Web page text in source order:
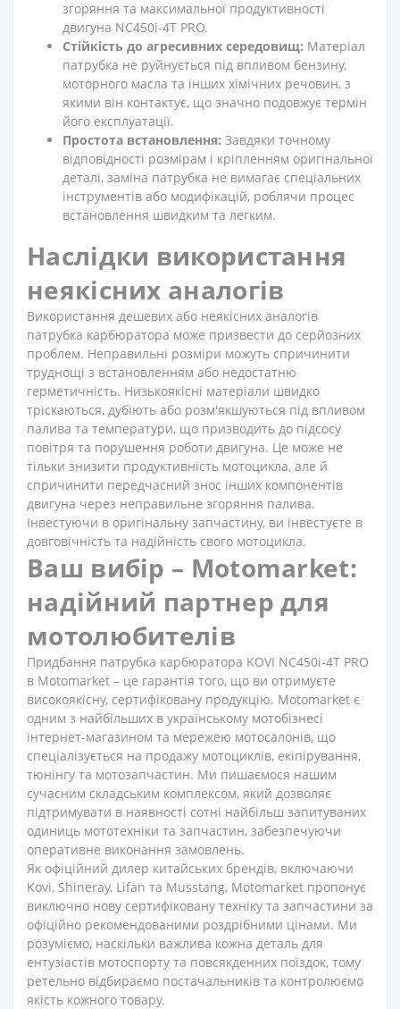
згоряння та максимальної продуктивності
двигуна NC450i-4Т PRO.
Стійкість до агресивних середовищ: Матеріал
патрубка не руйнується під впливом бензину,
моторного масла та інших хімічних речовин, з
якими він контактує, що значно подовжує термін
його експлуатації.
Простота встановлення: Завдяки точному
відповідності розмірам і кріпленням оригінальної
деталі, заміна патрубка не вимагає спеціальних
інструментів або модифікацій, роблячи процес
встановлення швидким та легким.
Наслідки використання
неякісних аналогів
Використання дешевих або неякісних аналогів
патрубка карбюратора може призвести до серйозних
проблем. Неправильні розміри можуть спричинити
труднощі з встановленням або недостатню
герметичність. Низькоякісні матеріали швидко
тріскаються, дубіють або розм'якшуються під впливом
палива та температури, що призводить до підсосу
повітря та порушення роботи двигуна. Це може не
тільки знизити продуктивність мотоцикла, але й
спричинити передчасний знос інших компонентів
двигуна через неправильне згоряння палива.
Інвестуючи в оригінальну запчастину, ви інвестуєте в
довговічність та надійність свого мотоцикла.
Ваш вибір – Motomarket:
надійний партнер для
мотолюбителів
Придбання патрубка карбюратора KOVI NC450i-4Т PRO
в Motomarket – це гарантія того, що ви отримуєте
високоякісну, сертифіковану продукцію. Motomarket є
одним з найбільших в українському мотобізнесі
інтернет-магазином та мережею мотосалонів, що
спеціалізується на продажу мотоциклів, екіпірування,
тюнінгу та мотозапчастин. Ми пишаємося нашим
сучасним складським комплексом, який дозволяє
підтримувати в наявності сотні найбільш запитуваних
одиниць мототехніки та запчастин, забезпечуючи
оперативне виконання замовлень.
Як офіційний дилер китайських брендів, включаючи
Kovi, Shineray, Lifan та Musstang, Motomarket пропонує
виключно нову сертифіковану техніку та запчастини за
офіційно рекомендованими роздрібними цінами. Ми
розуміємо, наскільки важлива кожна деталь для
ентузіастів мотоспорту та повсякденних поїздок, тому
ретельно відбираємо постачальників та контролюємо
якість кожного товару.